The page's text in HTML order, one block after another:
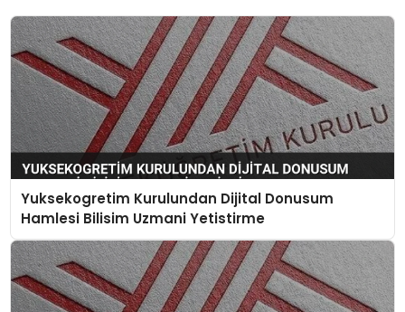
Yuksekogretim Kurulundan Dijital Donusum
Hamlesi Bilisim Uzmani Yetistirme